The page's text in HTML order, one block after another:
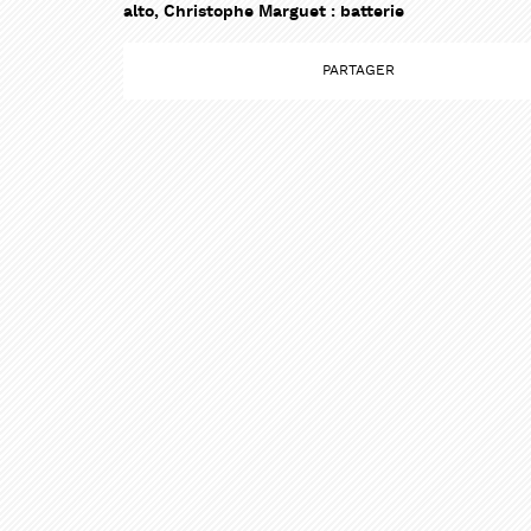
alto, Christophe Marguet : batterie
PARTAGER